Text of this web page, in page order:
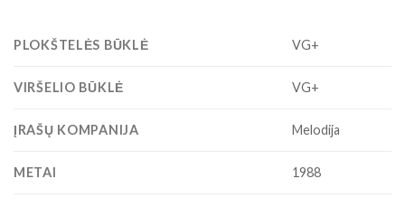
PLOKŠTELĖS BŪKLĖ VG+
VIRŠELIO BŪKLĖ VG+
ĮRAŠŲ KOMPANIJA Melodija
METAI 1988